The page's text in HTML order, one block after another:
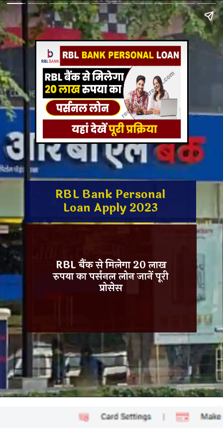
RBL Bank Personal
Loan Apply 2023
RBL बैंक से मिलेगा 20 लाख
रुपया का पर्सनल लोन जानें पूरी
प्रोसेस